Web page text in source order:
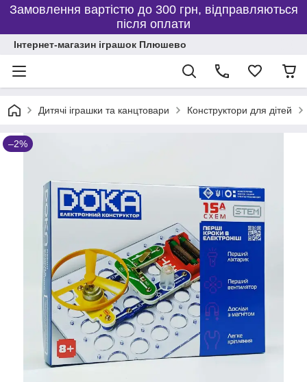
Замовлення вартістю до 300 грн, відправляються
після оплати
Інтернет-магазин іграшок Плюшево
Дитячі іграшки та канцтовари Конструктори для дітей
–2%